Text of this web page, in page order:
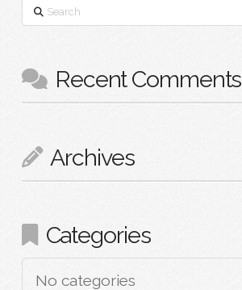
Search
Recent Comments
Archives
Categories
No categories